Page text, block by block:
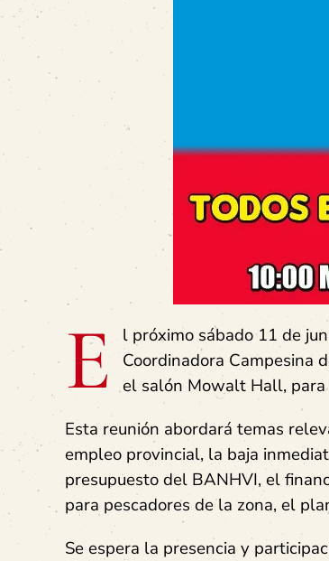
E
l próximo sábado 11 de
Coordinadora Campesina
el salón Mowalt Hall,
Esta reunión abordará temas
empleo provincial, la baja
presupuesto del BANHVI, el
para pescadores de la zona, el
Se espera la presencia y